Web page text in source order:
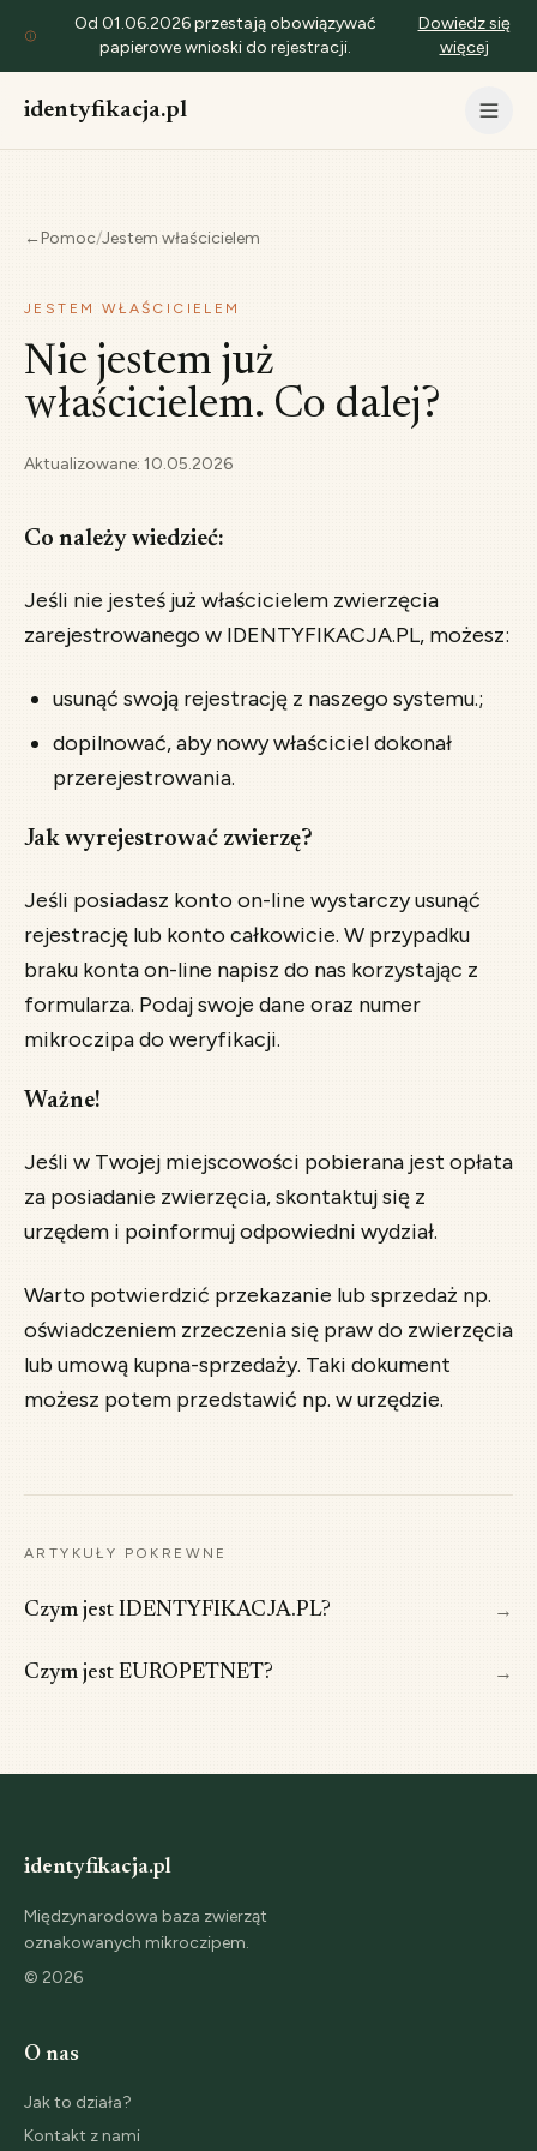
Od 01.06.2026 przestają obowiązywać
papierowe wnioski do rejestracji.
Dowiedz się
więcej
identyfikacja.pl
← Pomoc/Jestem właścicielem
JESTEM WŁAŚCICIELEM
Nie jestem już
właścicielem. Co dalej?
Aktualizowane: 10.05.2026
Co należy wiedzieć:
Jeśli nie jesteś już właścicielem zwierzęcia
zarejestrowanego w IDENTYFIKACJA.PL, możesz:
usunąć swoją rejestrację z naszego systemu.;
dopilnować, aby nowy właściciel dokonał
przerejestrowania.
Jak wyrejestrować zwierzę?
Jeśli posiadasz konto on-line wystarczy usunąć
rejestrację lub konto całkowicie. W przypadku
braku konta on-line napisz do nas korzystając z
formularza. Podaj swoje dane oraz numer
mikroczipa do weryfikacji.
Ważne!
Jeśli w Twojej miejscowości pobierana jest opłata
za posiadanie zwierzęcia, skontaktuj się z
urzędem i poinformuj odpowiedni wydział.
Warto potwierdzić przekazanie lub sprzedaż np.
oświadczeniem zrzeczenia się praw do zwierzęcia
lub umową kupna-sprzedaży. Taki dokument
możesz potem przedstawić np. w urzędzie.
ARTYKUŁY POKREWNE
Czym jest IDENTYFIKACJA.PL? →
Czym jest EUROPETNET? →
identyfikacja.pl
Międzynarodowa baza zwierząt
oznakowanych mikroczipem.
© 2026
O nas
Jak to działa?
Kontakt z nami